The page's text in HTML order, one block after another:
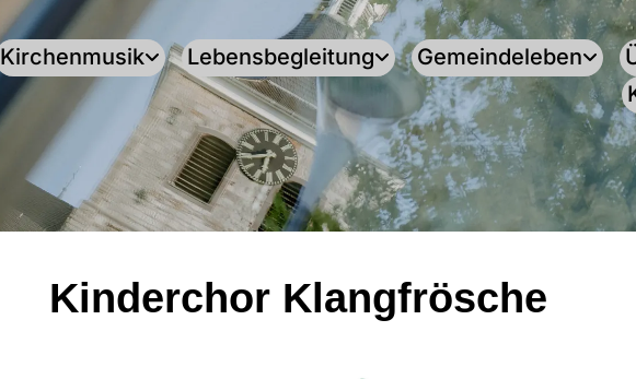
Kirchenmusik Lebensbegleitung Gemeindeleben
Kinderchor Klangfrösche